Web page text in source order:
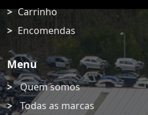
Carrinho
Encomendas
Menu
Quem somos
Todas as marcas